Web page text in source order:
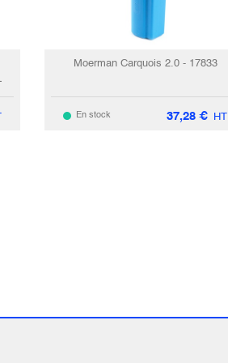
Moerman Carquois 2.0 - 17833
En stock 37,28 € HT